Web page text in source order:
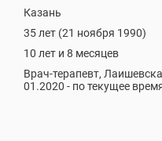
Казань
35 лет (21 ноября 1990)
10 лет и 8 месяцев
Врач-терапевт,
01.2020 - по текущее